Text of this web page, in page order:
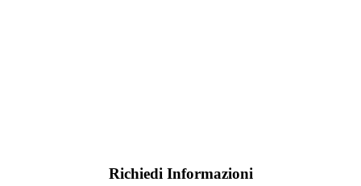
Richiedi Informazioni